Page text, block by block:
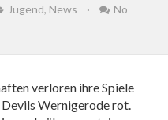
Jugend, News ·
No
verloren ihre Spiele
Wernigerode rot.